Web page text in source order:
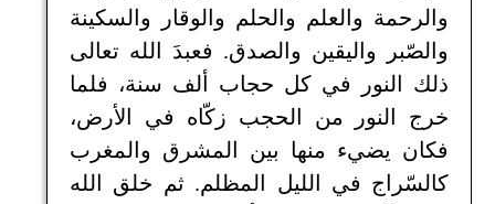
والرحمة والعلم والحلم والوقار والسكينة
والصّبر واليقين والصدق. فعبدَ الله تعالى
ذلك النور في كل حجاب ألف سنة، فلما
خرج النور من الحجب زكّاه في الأرض،
فكان يضيء منها بين المشرق والمغرب
كالسّراج في الليل المظلم. ثم خلق الله